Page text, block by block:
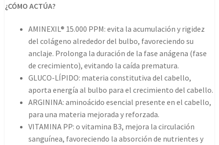
¿CÓMO ACTÚA?
AMINEXIL® 15.000 PPM: evita la acumulación y rigidez
del colágeno alrededor del bulbo, favoreciendo su
anclaje. Prolonga la duración de la fase anágena (fase
de crecimiento), evitando la caída prematura.
GLUCO-LÍPIDO: materia constitutiva del cabello,
aporta energía al bulbo para el crecimiento del cabello.
ARGININA: aminoácido esencial presente en el cabello,
para una materia mejorada y reforzada.
VITAMINA PP: o vitamina B3, mejora la circulación
sanguínea, favoreciendo la absorción de nutrientes y